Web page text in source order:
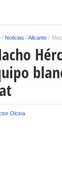
/ Noticias /Alicante /
Olcina